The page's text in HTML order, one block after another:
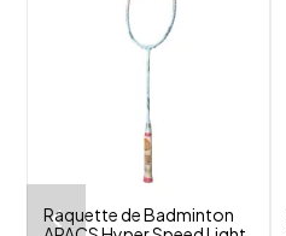
Raquette de Badminton